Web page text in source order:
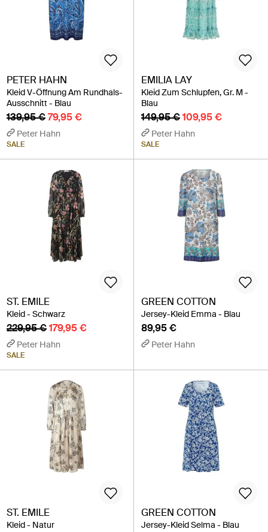
PETER HAHN
Kleid V-Öffnung Am Rundhals-
Ausschnitt - Blau
139,95 €79,95 €
Peter Hahn
SALE
EMILIA LAY
Kleid Zum Schlupfen, Gr. M -
Blau
149,95 €109,95 €
Peter Hahn
SALE
ST. EMILE
Kleid - Schwarz
229,95 €179,95 €
Peter Hahn
SALE
GREEN COTTON
Jersey-Kleid Emma - Blau
89,95 €
Peter Hahn
ST. EMILE
Kleid - Natur
GREEN COTTON
Jersey-Kleid Selma - Blau